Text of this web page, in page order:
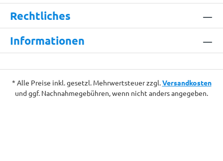
Rechtliches
Informationen
* Alle Preise inkl. gesetzl. Mehrwertsteuer zzgl.Versandkosten
und ggf. Nachnahmegebühren, wenn nicht anders angegeben.